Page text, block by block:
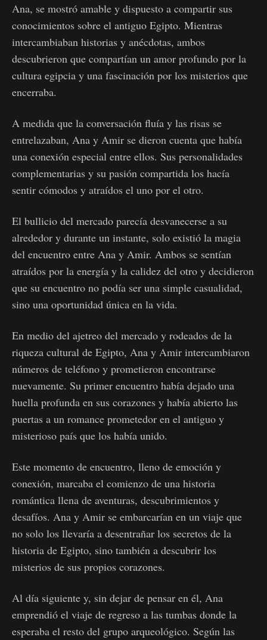
Ana, se mostró amable y dispuesto a compartir sus
conocimientos sobre el antiguo Egipto. Mientras
intercambiaban historias y anécdotas, ambos
descubrieron que compartían un amor profundo por la
cultura egipcia y una fascinación por los misterios que
encerraba.
A medida que la conversación fluía y las risas se
entrelazaban, Ana y Amir se dieron cuenta que había
una conexión especial entre ellos. Sus personalidades
complementarias y su pasión compartida los hacía
sentir cómodos y atraídos el uno por el otro.
El bullicio del mercado parecía desvanecerse a su
alrededor y durante un instante, solo existió la magia
del encuentro entre Ana y Amir. Ambos se sentían
atraídos por la energía y la calidez del otro y decidieron
que su encuentro no podía ser una simple casualidad,
sino una oportunidad única en la vida.
En medio del ajetreo del mercado y rodeados de la
riqueza cultural de Egipto, Ana y Amir intercambiaron
números de teléfono y prometieron encontrarse
nuevamente. Su primer encuentro había dejado una
huella profunda en sus corazones y había abierto las
puertas a un romance prometedor en el antiguo y
misterioso país que los había unido.
Este momento de encuentro, lleno de emoción y
conexión, marcaba el comienzo de una historia
romántica llena de aventuras, descubrimientos y
desafíos. Ana y Amir se embarcarían en un viaje que
no solo los llevaría a desentrañar los secretos de la
historia de Egipto, sino también a descubrir los
misterios de sus propios corazones.
Al día siguiente y, sin dejar de pensar en él, Ana
emprendió el viaje de regreso a las tumbas donde la
esperaba el resto del grupo arqueológico. Según las